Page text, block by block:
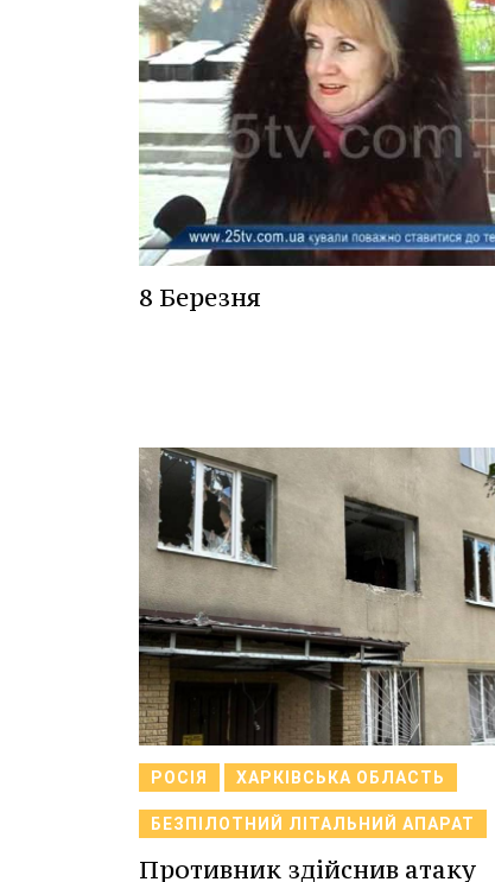
8 Березня
РОСІЯ ХАРКІВСЬКА ОБЛАСТЬ
БЕЗПІЛОТНИЙ ЛІТАЛЬНИЙ АПАРАТ
Противник здійснив атаку